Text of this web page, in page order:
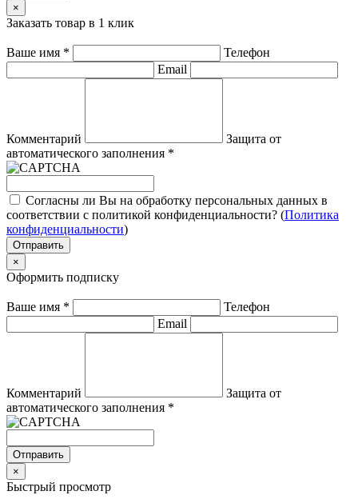
×
Заказать товар в 1 клик
Ваше имя *
Телефон
Email
Комментарий
Защита от
автоматического заполнения *
Согласны ли Вы на обработку персональных данных в
соответствии с политикой конфиденциальности? (Политика
конфиденциальности)
Отправить
×
Оформить подписку
Ваше имя *
Телефон
Email
Комментарий
Защита от
автоматического заполнения *
Отправить
×
Быстрый просмотр